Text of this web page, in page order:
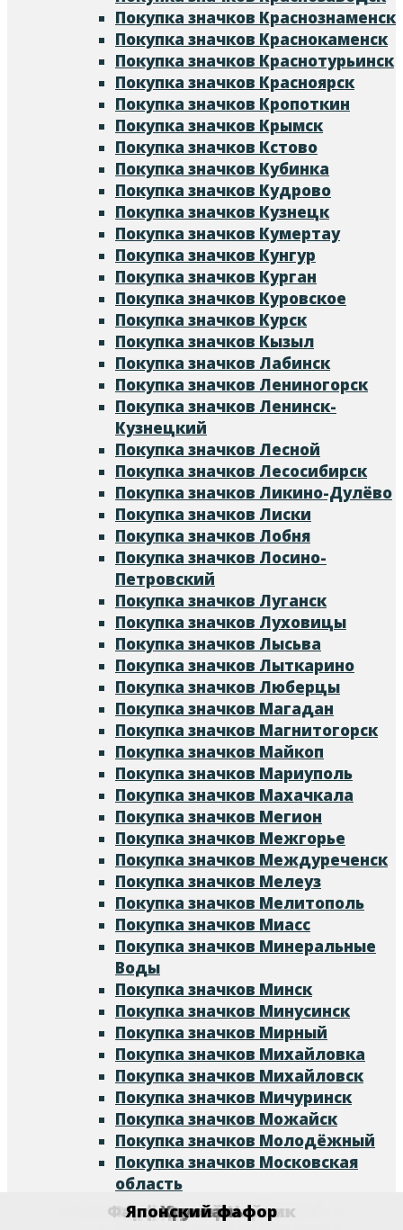
Покупка значков Краснознаменск
Покупка значков Краснокаменск
Покупка значков Краснотурьинск
Покупка значков Красноярск
Покупка значков Кропоткин
Покупка значков Крымск
Покупка значков Кстово
Покупка значков Кубинка
Покупка значков Кудрово
Покупка значков Кузнецк
Покупка значков Кумертау
Покупка значков Кунгур
Покупка значков Курган
Покупка значков Куровское
Покупка значков Курск
Покупка значков Кызыл
Покупка значков Лабинск
Покупка значков Лениногорск
Покупка значков Ленинск-
Кузнецкий
Покупка значков Лесной
Покупка значков Лесосибирск
Покупка значков Ликино-Дулёво
Покупка значков Лиски
Покупка значков Лобня
Покупка значков Лосино-
Петровский
Покупка значков Луганск
Покупка значков Луховицы
Покупка значков Лысьва
Покупка значков Лыткарино
Покупка значков Люберцы
Покупка значков Магадан
Покупка значков Магнитогорск
Покупка значков Майкоп
Покупка значков Мариуполь
Покупка значков Махачкала
Покупка значков Мегион
Покупка значков Межгорье
Покупка значков Междуреченск
Покупка значков Мелеуз
Покупка значков Мелитополь
Покупка значков Миасс
Покупка значков Минеральные
Воды
Покупка значков Минск
Покупка значков Минусинск
Покупка значков Мирный
Покупка значков Михайловка
Покупка значков Михайловск
Покупка значков Мичуринск
Покупка значков Можайск
Покупка значков Молодёжный
Покупка значков Московская
область
Покупка значков Мурино
Агитационный фарфор
Антикварное стекло
Бокал
Ваза антикварная старинная
Графин
Европейский фарфор
Китайский фарфор
Разное
Старинный фарфор
Урановое стекло
Фарфор с юбилейными датами
Фарфор СССР
Фарфоровая конфетница
Фарфоровая кружка
Фарфоровая посуда
Фарфоровая статуэтка
Фарфоровая Тарелка
Фарфоровая Чайная пара
Фарфоровая чашка
Фарфоровое блюдо
Фарфоровые часы
Фарфоровый сервиз
Фарфоровый Чайник
Фужеры
Хрусталь
Японский фафор